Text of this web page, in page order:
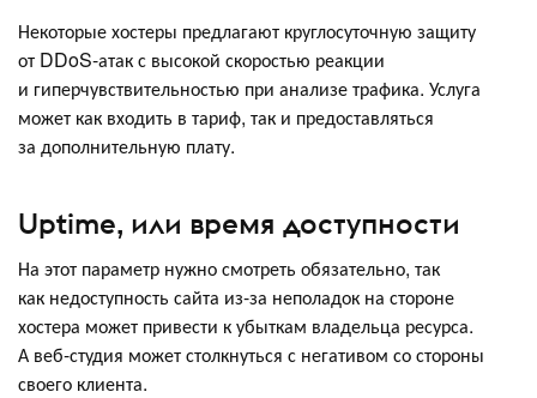
Некоторые хостеры предлагают круглосуточную защиту
от DDoS-атак с высокой скоростью реакции
и гиперчувствительностью при анализе трафика. Услуга
может как входить в тариф, так и предоставляться
за дополнительную плату.
Uptime, или время доступности
На этот параметр нужно смотреть обязательно, так
как недоступность сайта из-за неполадок на стороне
хостера может привести к убыткам владельца ресурса.
А веб-студия может столкнуться с негативом со стороны
своего клиента.